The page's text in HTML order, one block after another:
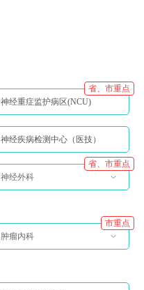
神经重症监护病区(NCU)
省、市重点
神经疾病检测中心（医技）
神经外科
省、市重点
肿瘤内科
市重点